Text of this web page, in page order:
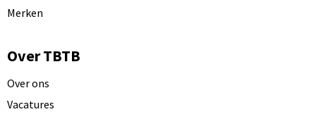
Merken
Over TBTB
Over ons
Vacatures